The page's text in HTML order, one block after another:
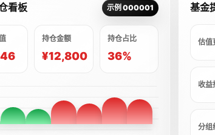
看板 示例 000001
持仓金额
¥12,800
持仓占比
36%
基金
估值
收益
分组